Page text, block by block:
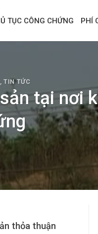
TỤC CÔNG CHỨNG PHÍ
,TIN TỨC
tại nơi
thỏa thuận